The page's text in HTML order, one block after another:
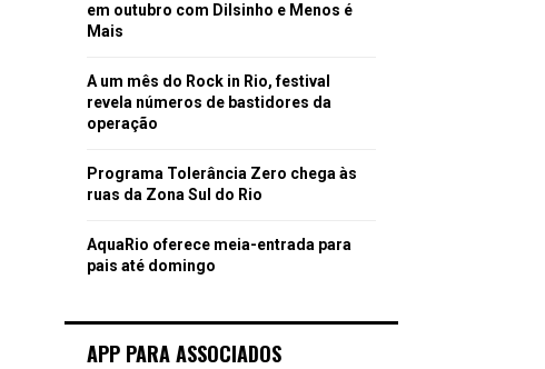
em outubro com Dilsinho e Menos é
Mais
A um mês do Rock in Rio, festival
revela números de bastidores da
operação
Programa Tolerância Zero chega às
ruas da Zona Sul do Rio
AquaRio oferece meia-entrada para
pais até domingo
APP PARA ASSOCIADOS